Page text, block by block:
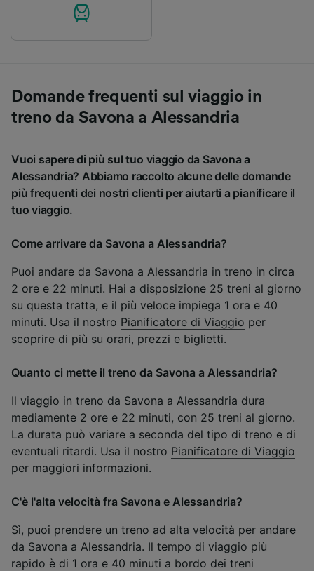
Domande frequenti sul viaggio in
treno da Savona a Alessandria
Vuoi sapere di più sul tuo viaggio da Savona a
Alessandria? Abbiamo raccolto alcune delle domande
più frequenti dei nostri clienti per aiutarti a pianificare il
tuo viaggio.
Come arrivare da Savona a Alessandria?
Puoi andare da Savona a Alessandria in treno in circa
2 ore e 22 minuti. Hai a disposizione 25 treni al giorno
su questa tratta, e il più veloce impiega 1 ora e 40
minuti. Usa il nostro Pianificatore di Viaggio per
scoprire di più su orari, prezzi e biglietti.
Quanto ci mette il treno da Savona a Alessandria?
Il viaggio in treno da Savona a Alessandria dura
mediamente 2 ore e 22 minuti, con 25 treni al giorno.
La durata può variare a seconda del tipo di treno e di
eventuali ritardi. Usa il nostro Pianificatore di Viaggio
per maggiori informazioni.
C'è l'alta velocità fra Savona e Alessandria?
Sì, puoi prendere un treno ad alta velocità per andare
da Savona a Alessandria. Il tempo di viaggio più
rapido è di 1 ora e 40 minuti a bordo dei treni